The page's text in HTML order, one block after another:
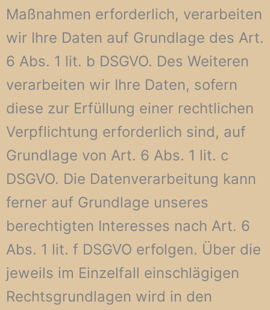
Maßnahmen erforderlich, verarbeiten
wir Ihre Daten auf Grundlage des Art.
6 Abs. 1 lit. b DSGVO. Des Weiteren
verarbeiten wir Ihre Daten, sofern
diese zur Erfüllung einer rechtlichen
Verpflichtung erforderlich sind, auf
Grundlage von Art. 6 Abs. 1 lit. c
DSGVO. Die Datenverarbeitung kann
ferner auf Grundlage unseres
berechtigten Interesses nach Art. 6
Abs. 1 lit. f DSGVO erfolgen. Über die
jeweils im Einzelfall einschlägigen
Rechtsgrundlagen wird in den